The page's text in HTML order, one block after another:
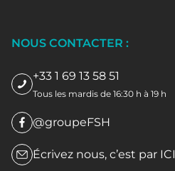
NOUS CONTACTER :
+33 1 69 13 58 51
Tous les mardis de 16:30 h à 19 h
@groupeFSH
Écrivez nous, c’est par ICI